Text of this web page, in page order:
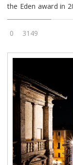
the Eden award in
0 3149